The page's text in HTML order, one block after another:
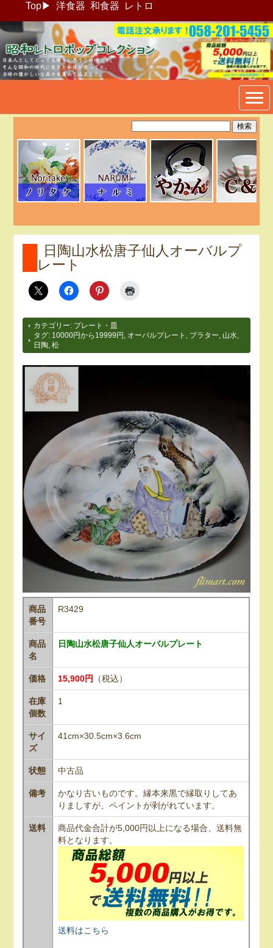
Top▶ 洋食器 和食器 レトロ
昭和レトロポップ食器生活雑
貨通販＠フリマート
日陶山水松唐子仙人オーバルプ
レート
カテゴリー: プレート・皿
タグ: 10000円から19999円 オーバルプレート プラター 山水
日陶 ,松
商品
番号
R3429
商品
名
日陶山水松唐子仙人オーバルプレート
価格 15,900円 （税込）
在庫
個数
1
サイ
ズ
41cm×30.5cm×3.6cm
状態 中古品
備考
かなり古いものです。縁本来黒で縁取りしてあ
りましすが、ペイントが剥がれています。
送料
商品代金合計が5,000円以上になる場合、送料無
料となります。
送料はこちら